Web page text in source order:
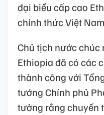
đại biểu cấp cao
chính thức Việt
Chủ tịch nước chúc
Ethiopia đã có các
thành công với
tướng Chính phủ
tưởng rằng chuyến